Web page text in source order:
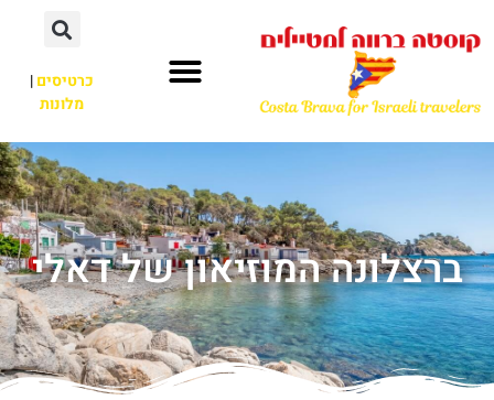
כרטיסים|
מלונות
ברצלונה המוזיאון של דאלי